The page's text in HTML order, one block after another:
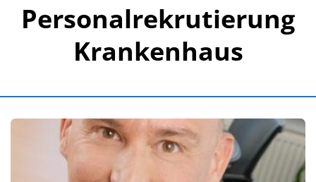
Personalrekrutierung
Krankenhaus